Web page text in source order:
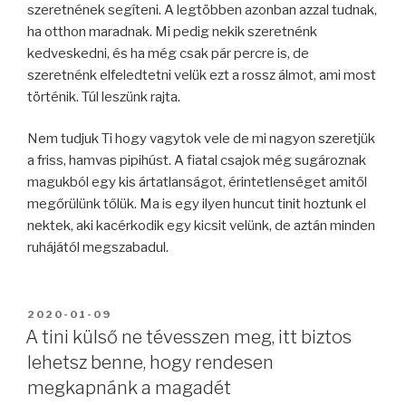
szeretnének segíteni. A legtöbben azonban azzal tudnak,
ha otthon maradnak. Mi pedig nekik szeretnénk
kedveskedni, és ha még csak pár percre is, de
szeretnénk elfeledtetni velük ezt a rossz álmot, ami most
történik. Túl leszünk rajta.
Nem tudjuk Ti hogy vagytok vele de mi nagyon szeretjük
a friss, hamvas pipihúst. A fiatal csajok még sugároznak
magukból egy kis ártatlanságot, érintetlenséget amitől
megőrülünk tőlük. Ma is egy ilyen huncut tinit hoztunk el
nektek, aki kacérkodik egy kicsit velünk, de aztán minden
ruhájától megszabadul.
BEKÜLDVE:
2020-01-09
A tini külső ne tévesszen meg, itt biztos
lehetsz benne, hogy rendesen
megkapnánk a magadét